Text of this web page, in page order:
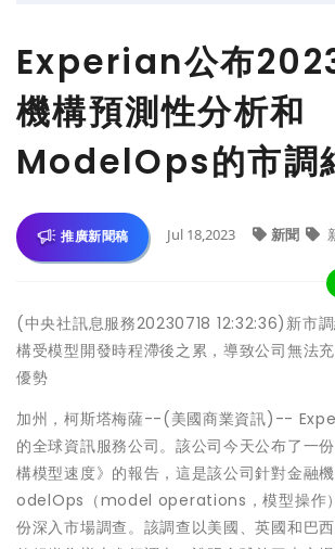
Experian公布
機構預測性分析和
ModelOps的市調
推廣新聞稿 Jul 18,2023 新聞
(中央社訊息服務20230718 12:32:36)新市
構受模型開發時程滯後之累，導致公司無法
優勢
加州，柯斯塔梅薩--(美國商業資訊)--
的全球資訊服務公司。該公司今天公布了一
構模型速度》的報告，這是該公司針對金融
odelOps（model operations，模型操作
份深入市場調查。該調查以美國、英國和巴